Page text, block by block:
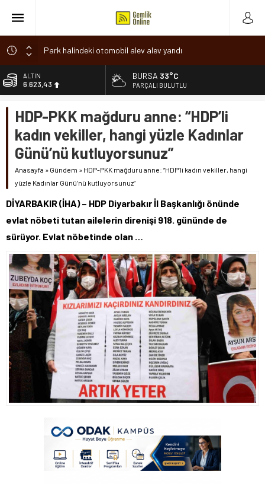
Park halindeki otomobil alev alev yandı
Osmangazi’de baharın müjdesi ‘Hıdırellez’ coşkuyla kutlandı
7 aylık hamileyken evden çıktı, sırra kadem bastı
Romanya’da Hıdırellez Coşkusu
ALTIN
6.623,43
13.785,25
DOLAR
47,7048
55,0748
BURSA 33°C
PARÇALI BULUTLU
HDP-PKK mağduru anne: “HDP’li
kadın vekiller, hangi yüzle Kadınlar
Günü’nü kutluyorsunuz”
Anasayfa » Gündem » HDP-PKK mağduru anne: “HDP’li kadın vekiller, hangi
yüzle Kadınlar Günü’nü kutluyorsunuz”
DİYARBAKIR (İHA) – HDP Diyarbakır İl Başkanlığı önünde
evlat nöbeti tutan ailelerin direnişi 918. gününde de
sürüyor. Evlat nöbetinde olan …